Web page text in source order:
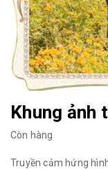
Khung ảnh
Còn hàng
Truyền cảm hứng